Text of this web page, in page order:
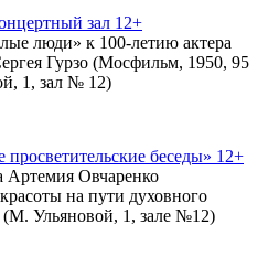
зал 12+
люди» к 100-летию актера
Гурзо (Мосфильм, 1950, 95
1, зал № 12)
просветительские беседы» 12+
Артемия Овчаренко
на пути духовного
(М. Ульяновой, 1, зале №12)